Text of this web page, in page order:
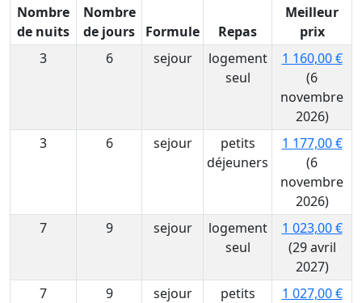
Nombre
de nuits
Nombre
de jours
Formule Repas
Meilleur
prix
3
6 sejour
logement
seul
1 160,00 €
(6
novembre
2026)
3
6 sejour
petits
déjeuners
1 177,00 €
(6
novembre
2026)
7
9 sejour
logement
seul
1 023,00 €
(29 avril
2027)
7
9 sejour
petits
1 027,00 €